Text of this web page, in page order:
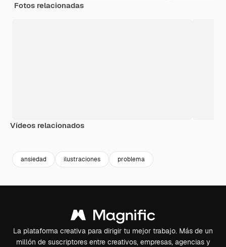
Fotos relacionadas
Vídeos relacionados
ansiedad ilustraciones problema
La plataforma creativa para dirigir tu mejor trabajo. Más de un
millón de suscriptores entre creativos, empresas, agencias y